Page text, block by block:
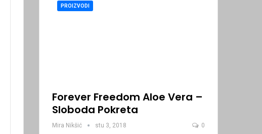
PROIZVODI
Forever Freedom Aloe Vera –
Sloboda Pokreta
Mira Nikšić stu 3, 2018 0